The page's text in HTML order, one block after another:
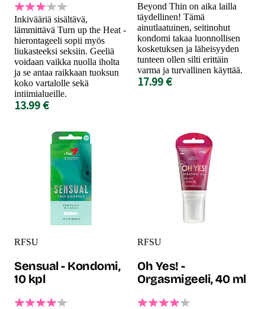
Inkivääriä sisältävä,
lämmittävä Turn up the Heat -
hierontageeli sopii myös
liukasteeksi seksiin. Geeliä
voidaan vaikka nuolla iholta
ja se antaa raikkaan tuoksun
koko vartalolle sekä
intiimialueille.
13.99 €
Beyond Thin on aika lailla
täydellinen! Tämä
ainutlaatuinen, seitinohut
kondomi takaa luonnollisen
kosketuksen ja läheisyyden
tunteen ollen silti erittäin
varma ja turvallinen käyttää.
17.99 €
RFSU
Sensual - Kondomi,
10 kpl
RFSU
Oh Yes! -
Orgasmigeeli, 40 ml